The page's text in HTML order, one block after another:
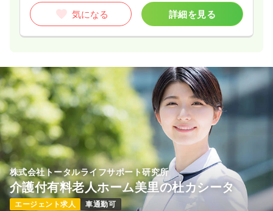
気になる 詳細を見る
株式会社トータルライフサポート研究所
介護付有料老人ホーム美里の杜カシータ
エージェント求人 車通勤可